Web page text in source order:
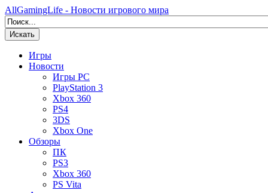
AllGamingLife - Новости игрового мира
Искать
Игры
Новости
Игры PC
PlayStation 3
Xbox 360
PS4
3DS
Xbox One
Обзоры
ПК
PS3
Xbox 360
PS Vita